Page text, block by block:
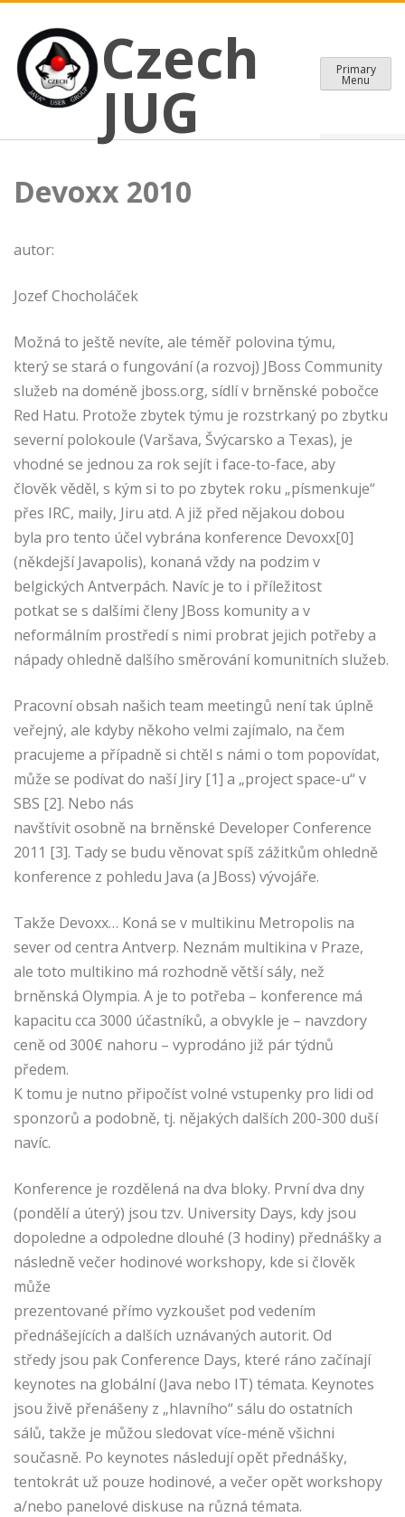
content
Czech JUG
CZECH JAVA USER GROUP
Czech
JUG
Primary
Menu
Devoxx 2010
autor:
Jozef Chocholáček
Možná to ještě nevíte, ale téměř polovina týmu,
který se stará o fungování (a rozvoj) JBoss Community
služeb na doméně jboss.org, sídlí v brněnské pobočce
Red Hatu. Protože zbytek týmu je rozstrkaný po zbytku
severní polokoule (Varšava, Švýcarsko a Texas), je
vhodné se jednou za rok sejít i face-to-face, aby
člověk věděl, s kým si to po zbytek roku „písmenkuje“
přes IRC, maily, Jiru atd. A již před nějakou dobou
byla pro tento účel vybrána konference Devoxx[0]
(někdejší Javapolis), konaná vždy na podzim v
belgických Antverpách. Navíc je to i příležitost
potkat se s dalšími členy JBoss komunity a v
neformálním prostředí s nimi probrat jejich potřeby a
nápady ohledně dalšího směrování komunitních služeb.
Pracovní obsah našich team meetingů není tak úplně
veřejný, ale kdyby někoho velmi zajímalo, na čem
pracujeme a případně si chtěl s námi o tom popovídat,
může se podívat do naší Jiry [1] a „project space-u“ v
SBS [2]. Nebo nás
navštívit osobně na brněnské Developer Conference
2011 [3]. Tady se budu věnovat spíš zážitkům ohledně
konference z pohledu Java (a JBoss) vývojáře.
Takže Devoxx… Koná se v multikinu Metropolis na
sever od centra Antverp. Neznám multikina v Praze,
ale toto multikino má rozhodně větší sály, než
brněnská Olympia. A je to potřeba – konference má
kapacitu cca 3000 účastníků, a obvykle je – navzdory
ceně od 300€ nahoru – vyprodáno již pár týdnů
předem.
K tomu je nutno připočíst volné vstupenky pro lidi od
sponzorů a podobně, tj. nějakých dalších 200-300 duší
navíc.
Konference je rozdělená na dva bloky. První dva dny
(pondělí a úterý) jsou tzv. University Days, kdy jsou
dopoledne a odpoledne dlouhé (3 hodiny) přednášky a
následně večer hodinové workshopy, kde si člověk
může
prezentované přímo vyzkoušet pod vedením
přednášejících a dalších uznávaných autorit. Od
středy jsou pak Conference Days, které ráno začínají
keynotes na globální (Java nebo IT) témata. Keynotes
jsou živě přenášeny z „hlavního“ sálu do ostatních
sálů, takže je můžou sledovat více-méně všichni
současně. Po keynotes následují opět přednášky,
tentokrát už pouze hodinové, a večer opět workshopy
a/nebo panelové diskuse na různá témata.